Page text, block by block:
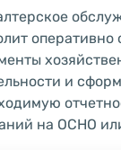
оперативно
и
на ОСНО